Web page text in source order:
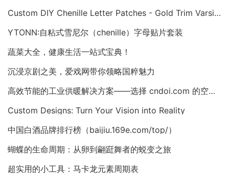
Custom DIY Chenille Letter Patches - Gold Trim Varsity Alphabet Appliques
YTONN:自粘式雪尼尔（chenille）字母贴片套装
蔬菜大全，健康生活一站式宝典！
沉浸京剧之美，爱戏网带你领略国粹魅力
高效节能的工业供暖解决方案——选择 cndoi.com 的空气对空气换热器与AHU
Custom Designs: Turn Your Vision into Reality
中国白酒品牌排行榜（baijiu.169e.com/top/）
蝴蝶的生命周期：从卵到翩跹舞者的蜕变之旅
超实用的小工具：马卡龙元素周期表